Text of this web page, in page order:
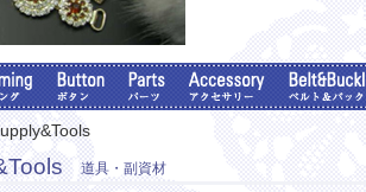
道具・副資材